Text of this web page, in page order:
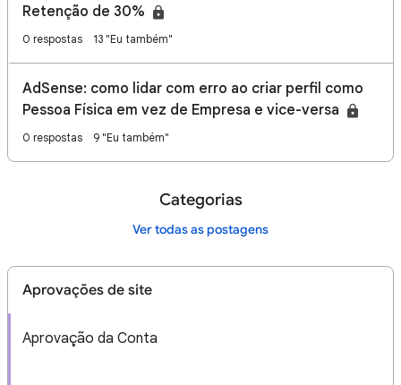
Retenção de 30%
0 respostas 13 "Eu também"
AdSense: como lidar com erro ao criar perfil como
Pessoa Física em vez de Empresa e vice-versa
0 respostas 9 "Eu também"
Categorias
Ver todas as postagens
Aprovações de site
Aprovação da Conta